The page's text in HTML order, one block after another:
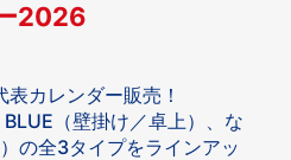
2026
カレンダー販売！
（壁掛け／卓上）、な
の全3タイプをラインアッ